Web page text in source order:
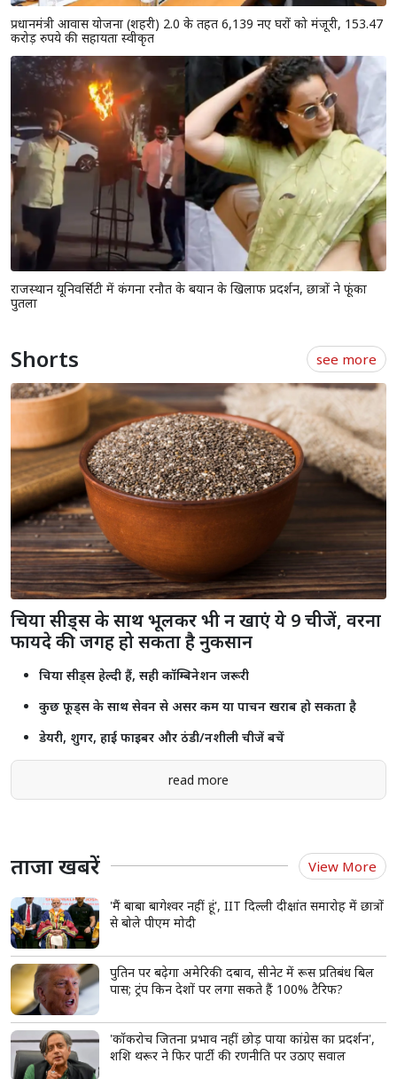
प्रधानमंत्री आवास योजना (शहरी) 2.0 के तहत 6,139 नए घरों को मंजूरी, 153.47
करोड़ रुपये की सहायता स्वीकृत
राजस्थान यूनिवर्सिटी में कंगना रनौत के बयान के खिलाफ प्रदर्शन, छात्रों ने फूंका
पुतला
Shorts see more
चिया सीड्स के साथ भूलकर भी न खाएं ये 9 चीजें, वरना
फायदे की जगह हो सकता है नुकसान
चिया सीड्स हेल्दी हैं, सही कॉम्बिनेशन जरूरी
कुछ फूड्स के साथ सेवन से असर कम या पाचन खराब हो सकता है
डेयरी, शुगर, हाई फाइबर और ठंडी/नशीली चीजें बचें
read more
ताजा खबरें View More
'मैं बाबा बागेश्वर नहीं हूं', IIT दिल्ली दीक्षांत समारोह में छात्रों
से बोले पीएम मोदी
पुतिन पर बढ़ेगा अमेरिकी दबाव, सीनेट में रूस प्रतिबंध बिल
पास; ट्रंप किन देशों पर लगा सकते हैं 100% टैरिफ?
'कॉकरोच जितना प्रभाव नहीं छोड़ पाया कांग्रेस का प्रदर्शन',
शशि थरूर ने फिर पार्टी की रणनीति पर उठाए सवाल